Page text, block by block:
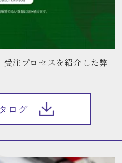
受注プロセスを紹介した弊
ログ